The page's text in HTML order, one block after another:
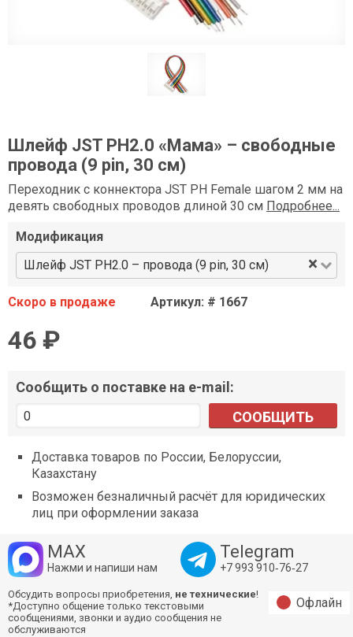
Шлейф JST PH2.0 «Мама» – свободные
провода (9 pin, 30 см)
Переходник с коннектора JST PH Female шагом 2 мм на
девять свободных проводов длиной 30 см Подробнее...
Модификация
Шлейф JST PH2.0 – провода (9 pin, 30 см)
×
Скоро в продаже Артикул: # 1667
46 ₽
Сообщить о поставке на e-mail:
СООБЩИТЬ
Доставка товаров по России, Белоруссии,
Казахстану
Возможен безналичный расчёт для юридических
лиц при оформлении заказа
MAX
Нажми и напиши нам
Telegram
+7 993 910‑76‑27
Обсудить вопросы приобретения, не технические!
*Доступно общение только текстовыми
сообщениями, звонки и аудио сообщения не
обслуживаются
Офлайн